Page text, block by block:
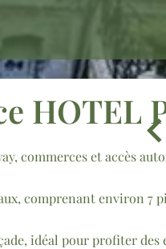
HOTEL
commerces et accès
comprenant environ 7
idéal pour profiter